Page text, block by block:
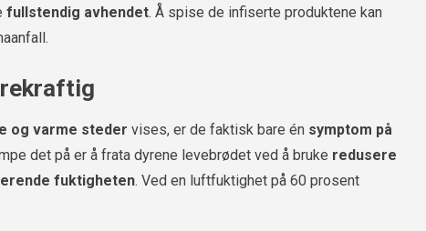
fullstendig avhendet. Å spise de infiserte produktene kan
og varme steder vises, er de faktisk bare én symptom på
det på er å frata dyrene levebrødet ved å bruke redusere
fuktigheten. Ved en luftfuktighet på 60 prosent